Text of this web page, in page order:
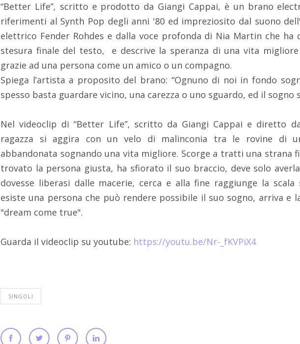
“Better Life”, scritto e prodotto da Giangi Cappai, è un brano
riferimenti al Synth Pop degli anni '80 ed impreziosito dal suono
elettrico Fender Rohdes e dalla voce profonda di Nia Martin che ha
stesura finale del testo, e descrive la speranza di una vita
grazie ad una persona come un amico o un compagno.
Spiega l’artista a proposito del brano: “Ognuno di noi in fondo
spesso basta guardare vicino, una carezza o uno sguardo, ed il sogno
Nel videoclip di “Better Life”, scritto da Giangi Cappai e diretto
ragazza si aggira con un velo di malinconia tra le rovine di
abbandonata sognando una vita migliore. Scorge a tratti una strana
trovato la persona giusta, ha sfiorato il suo braccio, deve solo
dovesse liberasi dalle macerie, cerca e alla fine raggiunge la scala
esiste una persona che può rendere possibile il suo sogno, arriva e
"dream come true".
Guarda il videoclip su youtube: https://youtu.be/Nr-_fKVPiX4
SINGOLI